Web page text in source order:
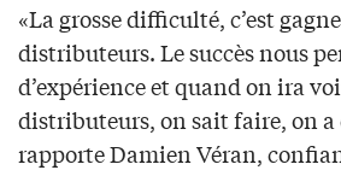
«La grosse difficulté, c’est
distributeurs. Le succès nous
d’expérience et quand on ira
distributeurs, on sait faire, on a
rapporte Damien Véran,